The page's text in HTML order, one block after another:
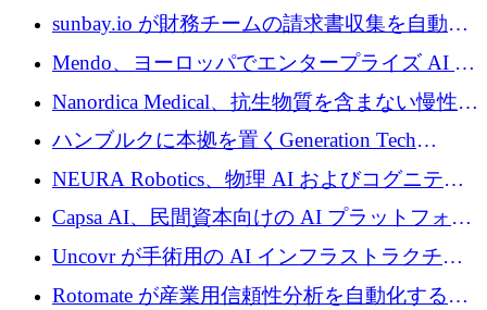
万ドルを調達
sunbay.io が財務チームの請求書収集を自動化
するために 55 万ユーロを調達
Mendo、ヨーロッパでエンタープライズ AI 導
入を拡大するために 1,200 万ユーロを確保
Nanordica Medical、抗生物質を含まない慢性創
傷治療薬を市場に投入するために 160 万ユー
ロを調達
ハンブルクに本拠を置くGeneration Tech
Partnersが5,000万ユーロのAIロールアップファ
NEURA Robotics、物理 AI およびコグニティ
ブ ロボティクス プラットフォームを拡張する
ためにシリーズ C で最大 14 億ドルを確保
Capsa AI、民間資本向けの AI プラットフォー
ムを拡大するために 1,800 万ドルを調達
Uncovr が手術用の AI インフラストラクチャ
を構築するために 700 万ドルを調達
Rotomate が産業用信頼性分析を自動化するた